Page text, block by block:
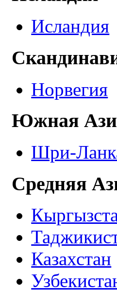
Исландия
Норвегия
Южная
Шри-
Средняя
Казахстан